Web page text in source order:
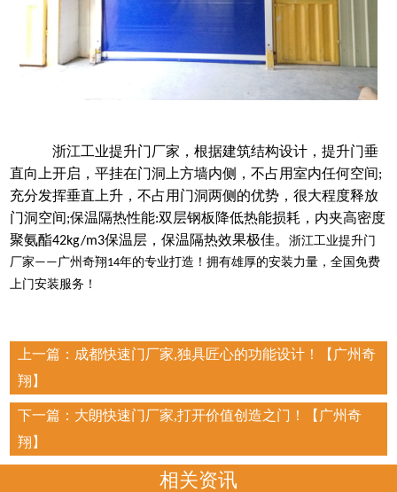
浙江工业提升门厂家，根据建筑结构设计，提升门垂
直向上开启，平挂在门洞上方墙内侧，不占用室内任何空间;
充分发挥垂直上升，不占用门洞两侧的优势，很大程度释放
门洞空间;保温隔热性能:双层钢板降低热能损耗，内夹高密度
聚氨酯42kg/m3保温层，保温隔热效果极佳。浙江工业提升门
厂家—— 广州奇翔14年的专业打造！拥有雄厚的安装力量，全国免费
上门安装服务！
上一篇： 成都快速门厂家,独具匠心的功能设计！【广州奇
翔】
下一篇： 大朗快速门厂家,打开价值创造之门！【广州奇
翔】
相关资讯